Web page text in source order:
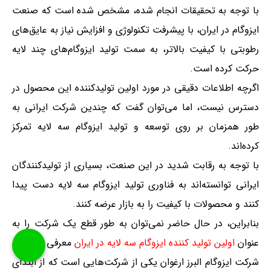
با توجه به تحقیقات انجام شده، مشخص شده است که صنعت
ایزوگام در ایران، با پیشرفت تکنولوژی و افزایش نیاز به عایق‌های
رطوبتی با کیفیت بالاتر، به سمت تولید ایزوگام‌های چند لایه
حرکت کرده است.
اگرچه اطلاعات دقیقی در مورد اولین تولیدکننده این محصول در
دسترس نیست، اما می‌توان گفت که چندین شرکت ایرانی به
طور همزمان بر روی توسعه و تولید ایزوگام سه لایه تمرکز
کرده‌اند.
با توجه به رقابت شدید در این صنعت، بسیاری از تولیدکنندگان
ایرانی توانسته‌اند به فناوری تولید ایزوگام سه لایه دست پیدا
کنند و محصولات با کیفیت را به بازار عرضه کنند.
بنابراین، در حال حاضر نمی‌توان به طور قطع یک شرکت را به
عنوان اولین تولید کننده ایزوگام سه لایه در ایران معرفی کرد.
شرکت ایزوگام البرز ارغوان یکی از شرکت‌هایی است که از ابتدای